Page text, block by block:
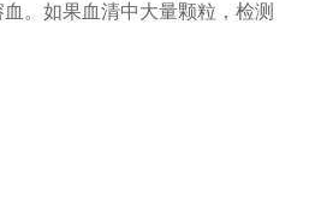
。如果血清中大量颗粒，检测